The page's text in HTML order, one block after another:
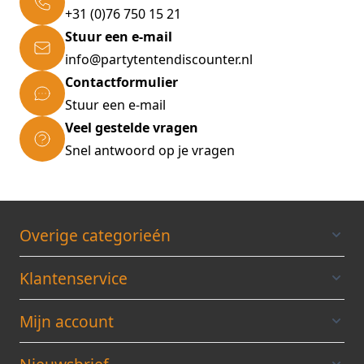
Dikte: 0,25 mm
6 grote & 10 kleine voorgeboorde gaten voor
een eenvoudige montage
Kleur bovenkant dakpaneel: Antraciet
Kleur achterkant dakpaneel: Grijs
+31 (0)76 750 15 21
Stuur een e-mail
info@partytentendiscounter.nl
Contactformulier
Stuur een e-mail
Veel gestelde vragen
Snel antwoord op je vragen
Overige categorieén
Klantenservice
Mijn account